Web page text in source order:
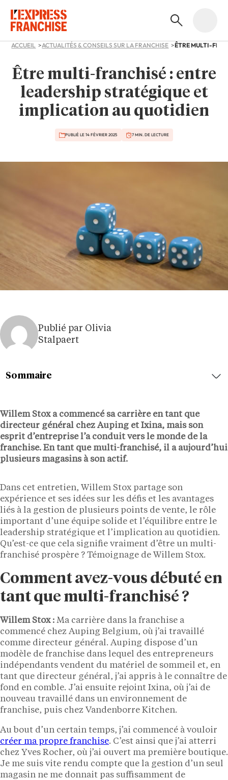
ACCUEIL ACTUALITÉS & CONSEILS SUR LA FRANCHISE
Être multi-franchisé : entre
leadership stratégique et
implication au quotidien
PUBLIÉ LE 14 FÉVRIER 2025 7 MIN. DE LECTURE
Publié par Olivia
Stalpaert
Willem Stox a commencé sa carrière en tant que
directeur général chez Auping et Ixina, mais son
esprit d’entreprise l’a conduit vers le monde de la
franchise. En tant que multi-franchisé, il a aujourd’hui
plusieurs magasins à son actif.
Dans cet entretien, Willem Stox partage son
expérience et ses idées sur les défis et les avantages
liés à la gestion de plusieurs points de vente, le rôle
important d’une équipe solide et l’équilibre entre le
leadership stratégique et l’implication au quotidien.
Qu’est-ce que cela signifie vraiment d’être un multi-
franchisé prospère ? Témoignage de Willem Stox.
Comment avez-vous débuté en
tant que multi-franchisé ?
Willem Stox : Ma carrière dans la franchise a
commencé chez Auping Belgium, où j’ai travaillé
comme directeur général. Auping dispose d’un
modèle de franchise dans lequel des entrepreneurs
indépendants vendent du matériel de sommeil et, en
tant que directeur général, j’ai appris à le connaître de
fond en comble. J’ai ensuite rejoint Ixina, où j’ai de
nouveau travaillé dans un environnement de
franchise, puis chez Vandenborre Kitchen.
Au bout d’un certain temps, j’ai commencé à vouloir
créer ma propre franchise. C’est ainsi que j’ai atterri
chez Yves Rocher, où j’ai ouvert ma première boutique.
Je me suis vite rendu compte que la gestion d’un seul
magasin ne me donnait pas suffisamment de
Sommaire